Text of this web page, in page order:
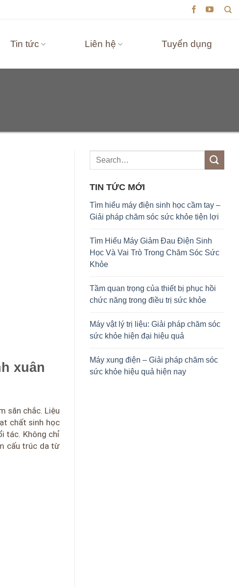
Tin tức Liên hệ Tuyển dụng
xuân
săn chắc. Liệu
chất sinh học
tác. Không chỉ
cấu trúc da từ
TIN TỨC MỚI
Tìm hiểu máy điện sinh học cầm tay –
Giải pháp chăm sóc sức khỏe tiện lợi
Tìm Hiểu Máy Giảm Đau Điện Sinh
Học Và Vai Trò Trong Chăm Sóc Sức
Khỏe
Tầm quan trọng của thiết bị phục hồi
chức năng trong điều trị sức khỏe
Máy vật lý trị liệu: Giải pháp chăm sóc
sức khỏe hiện đại hiệu quả
Máy xung điện – Giải pháp chăm sóc
sức khỏe hiệu quả hiện nay